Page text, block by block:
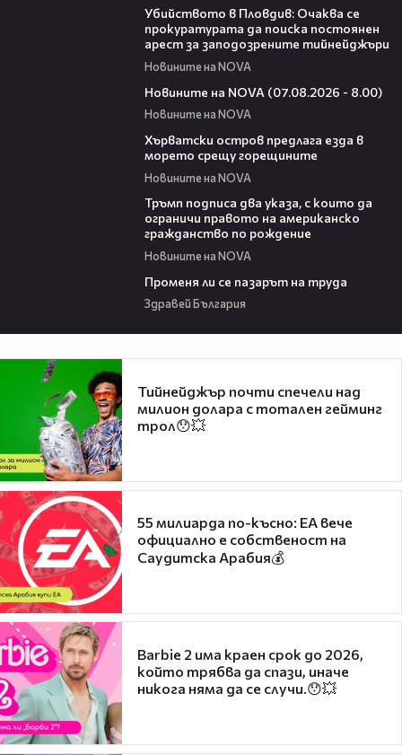
Убийството в Пловдив: Очаква се
прокуратурата да поиска постоянен
арест за заподозрените тийнейджъри
Новините на NOVA
Новините на NOVA (07.08.2026 - 8.00)
Новините на NOVA
Хърватски остров предлага езда в
морето срещу горещините
Новините на NOVA
Тръмп подписа два указа, с които да
ограничи правото на американско
гражданство по рождение
Новините на NOVA
Променя ли се пазарът на труда
Здравей България
Тийнейджър почти спечели над
милион долара с тотален гейминг
трол😯💥
55 милиарда по-късно: EA вече
официално е собственост на
Саудитска Арабия💰
Barbie 2 има краен срок до 2026,
който трябва да спази, иначе
никога няма да се случи.😯💥